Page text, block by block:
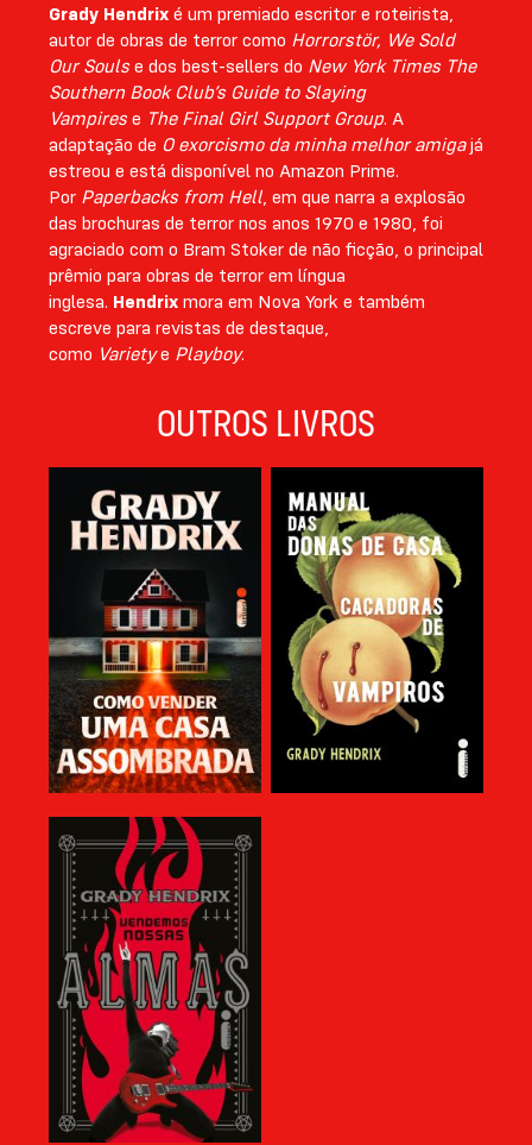
Grady Hendrix é um premiado escritor e roteirista,
autor de obras de terror como Horrorstör, We Sold
Our Soulse dos best-sellers do New York Times The
Southern Book Club’s Guide to Slaying
Vampirese The Final Girl Support Group. A
adaptação de O exorcismo da minha melhor amigajá
estreou e está disponível no Amazon Prime.
Por Paperbacks from Hell, em que narra a explosão
das brochuras de terror nos anos 1970 e 1980, foi
agraciado com o Bram Stoker de não ficção, o principal
prêmio para obras de terror em língua
inglesa. Hendrix mora em Nova York e também
escreve para revistas de destaque,
como Varietye Playboy.
OUTROS LIVROS